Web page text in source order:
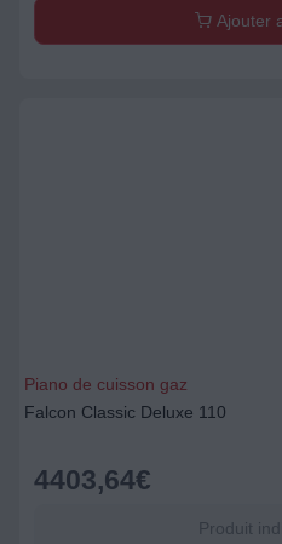
Ajouter
Piano de cuisson gaz
Falcon Classic Deluxe 110
4403,64€
Produit